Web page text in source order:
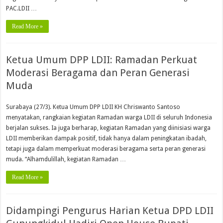
PAC.LDII …
Read More »
Ketua Umum DPP LDII: Ramadan Perkuat
Moderasi Beragama dan Peran Generasi
Muda
Surabaya (27/3). Ketua Umum DPP LDII KH Chriswanto Santoso
menyatakan, rangkaian kegiatan Ramadan warga LDII di seluruh Indonesia
berjalan sukses. Ia juga berharap, kegiatan Ramadan yang diinisiasi warga
LDII memberikan dampak positif, tidak hanya dalam peningkatan ibadah,
tetapi juga dalam memperkuat moderasi beragama serta peran generasi
muda. “Alhamdulillah, kegiatan Ramadan …
Read More »
Didampingi Pengurus Harian Ketua DPD LDII